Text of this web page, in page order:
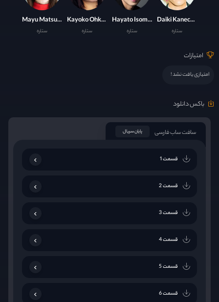
Daiki Kanechika
ستاره
Hayato Isomura
ستاره
Kayoko Ohkubo
ستاره
Mayu Matsuoka
ستاره
امتیازات
امتیازی یافت نشد !
باکس دانلود
سافت ساب فارسی پایان سریال
قسمت 1
قسمت 2
قسمت 3
قسمت 4
قسمت 5
قسمت 6